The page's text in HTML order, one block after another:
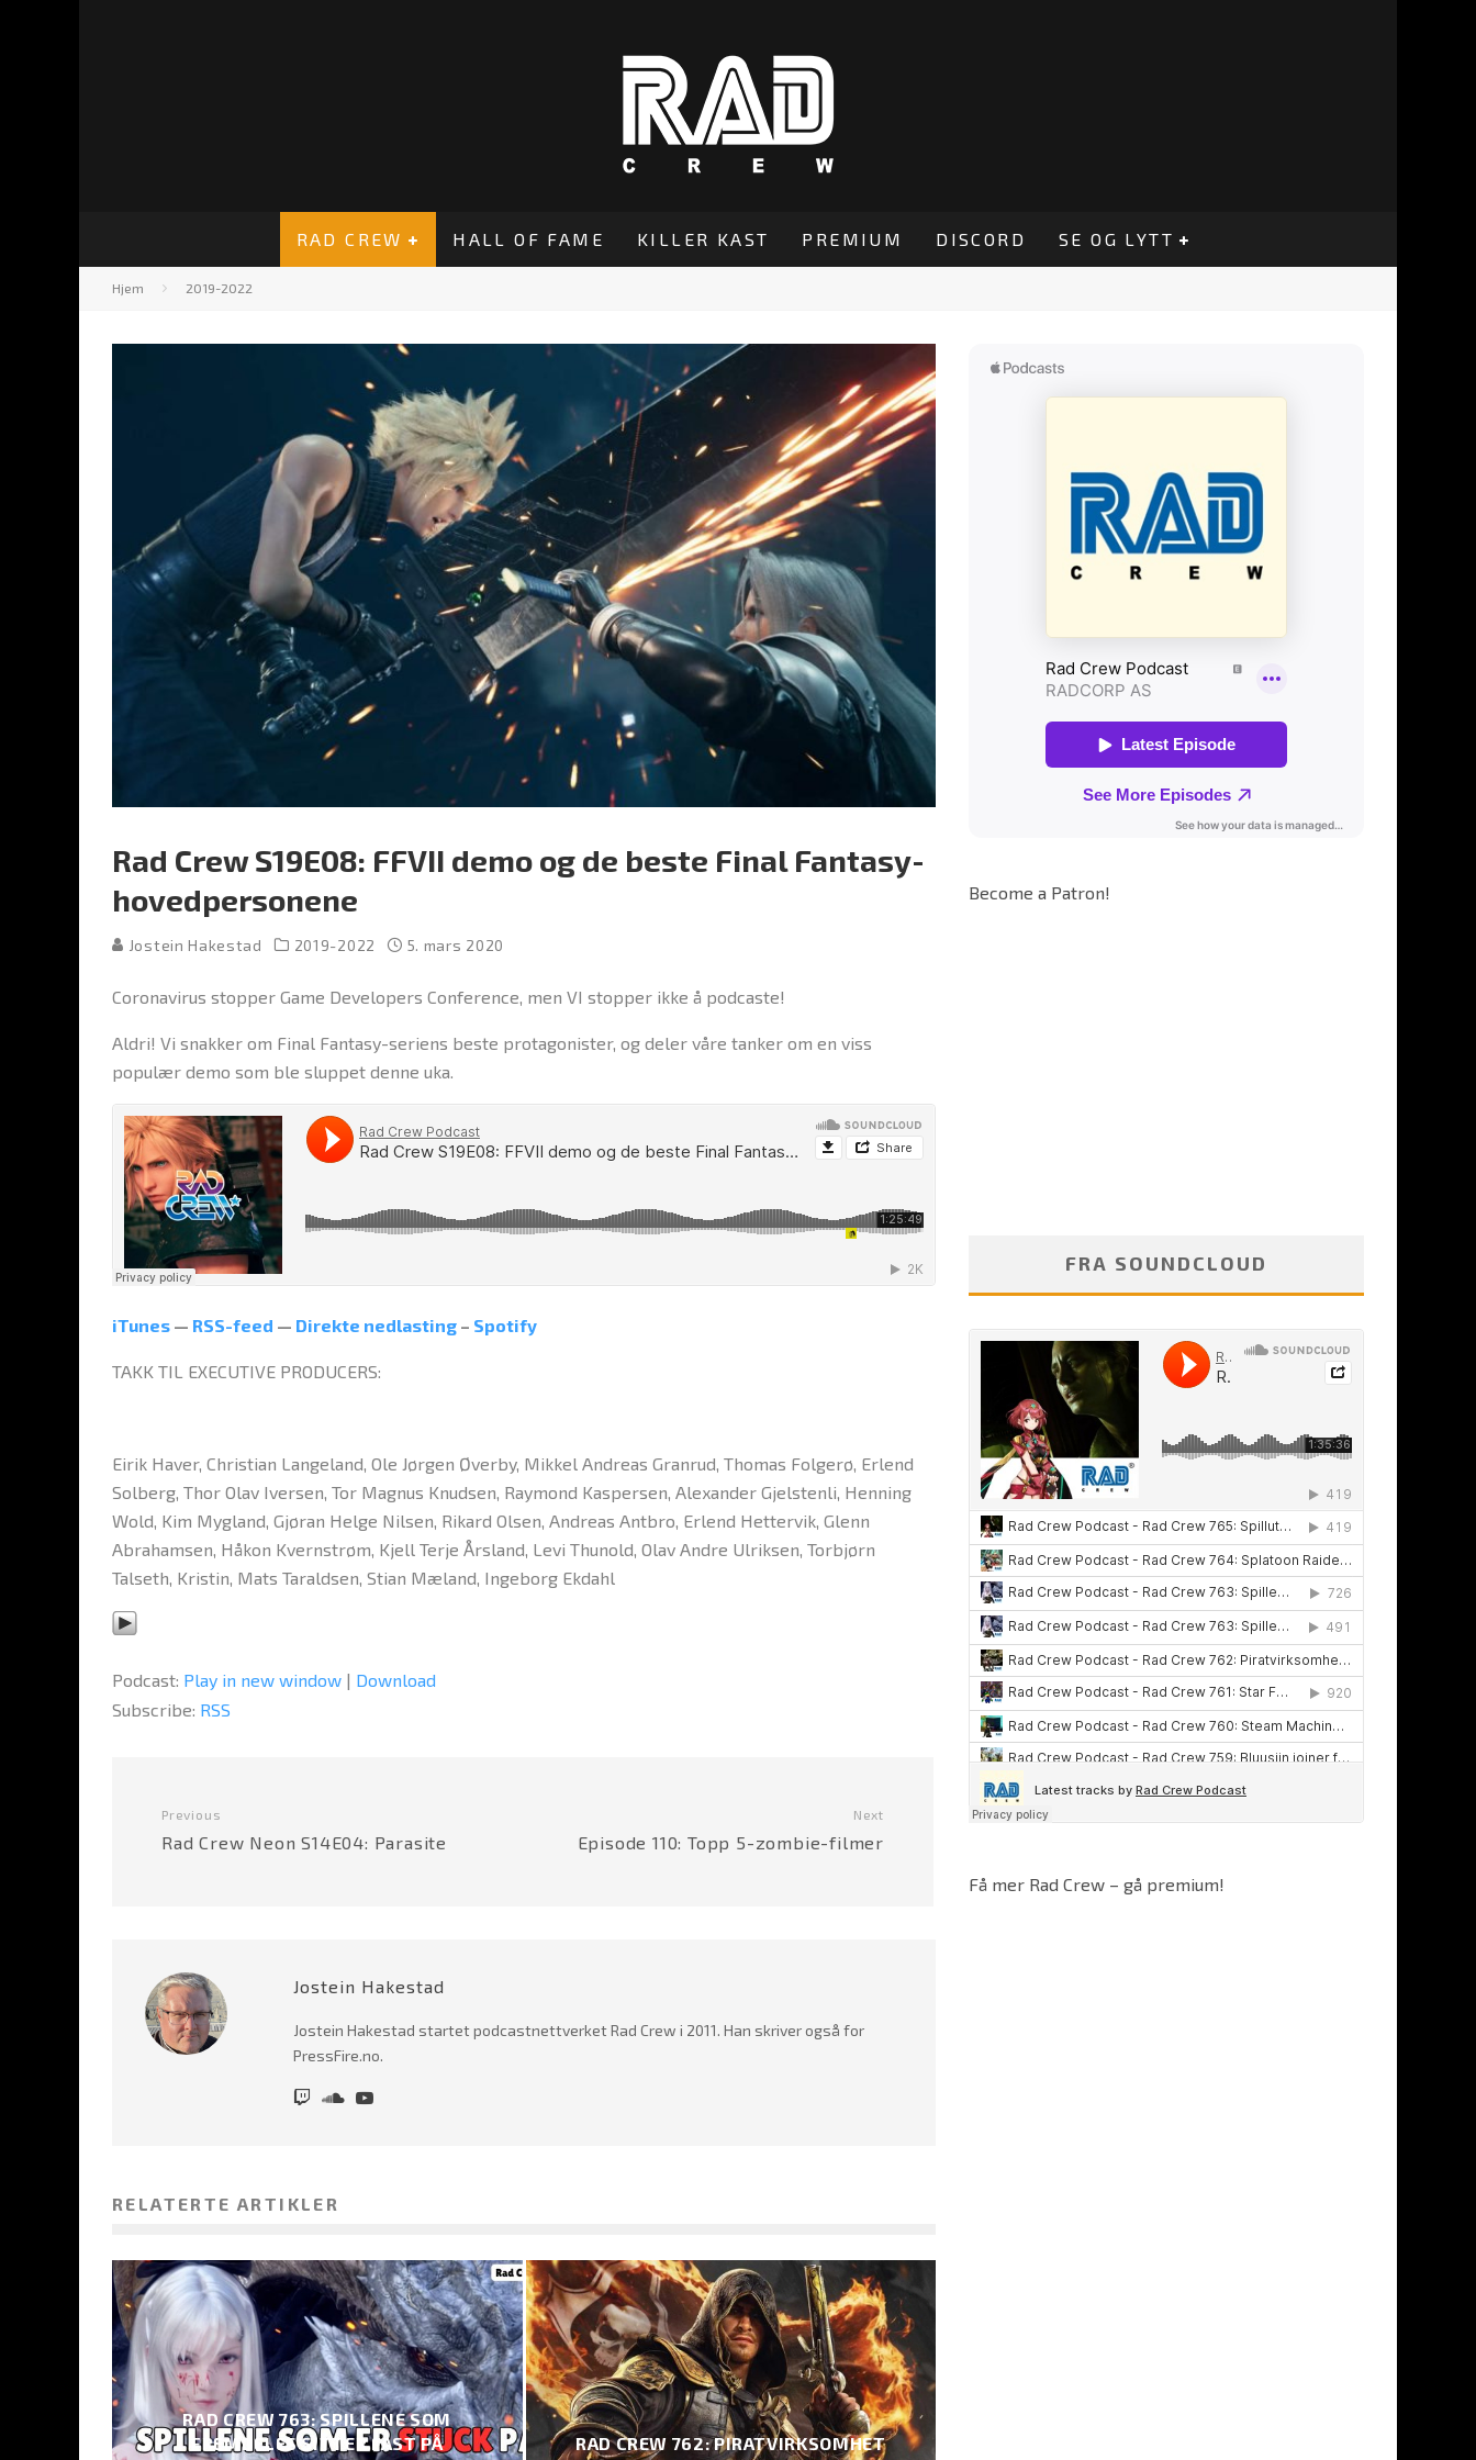
RAD CREW HALL OF FAME KILLER KAST PREMIUM DISCORD SE OG LYTT
Hjem 2019-2022
Rad Crew S19E08: FFVII demo og de beste Final Fantasy-
hovedpersonene
Jostein Hakestad 2019-2022 5. mars 2020
Coronavirus stopper Game Developers Conference, men VI stopper ikke å podcaste!
Aldri! Vi snakker om Final Fantasy-seriens beste protagonister, og deler våre tanker om en viss
populær demo som ble sluppet denne uka.
iTunes — RSS-feed — Direkte nedlasting – Spotify
TAKK TIL EXECUTIVE PRODUCERS:
Eirik Haver, Christian Langeland, Ole Jørgen Øverby, Mikkel Andreas Granrud, Thomas Folgerø, Erlend
Solberg, Thor Olav Iversen, Tor Magnus Knudsen, Raymond Kaspersen, Alexander Gjelstenli, Henning
Wold, Kim Mygland, Gjøran Helge Nilsen, Rikard Olsen, Andreas Antbro, Erlend Hettervik, Glenn
Abrahamsen, Håkon Kvernstrøm, Kjell Terje Årsland, Levi Thunold, Olav Andre Ulriksen, Torbjørn
Talseth, Kristin, Mats Taraldsen, Stian Mæland, Ingeborg Ekdahl
Podcast: Play in new window | Download
Subscribe: RSS
Previous
Rad Crew Neon S14E04: Parasite
Next
Episode 110: Topp 5-zombie-filmer
Jostein Hakestad
Jostein Hakestad startet podcastnettverket Rad Crew i 2011. Han skriver også for
PressFire.no.
RELATERTE ARTIKLER
RAD CREW 763: SPILLENE SOM
FREMDELES SITTER FAST PÅ
RAD CREW 762: PIRATVIRKSOMHET
Become a Patron!
FRA SOUNDCLOUD
Få mer Rad Crew – gå premium!